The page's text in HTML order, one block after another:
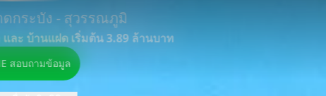
FAQ
คำนวณ
สินเชื่อ
ดกระบัง - สุวรรณภูมิ
ละ บ้านแฝด เริ่มต้น 3.89 ล้านบาท
สอบถามข้อมูล